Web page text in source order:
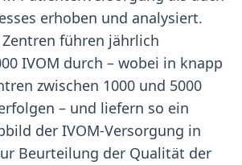
erhoben und analysiert.
führen jährlich
IVOM durch – wobei in knapp
zwischen 1000 und 5000
– und liefern so ein
der IVOM-Versorgung in
Beurteilung der Qualität der